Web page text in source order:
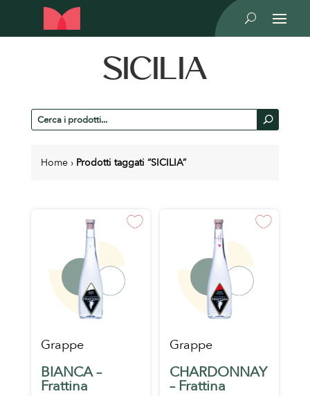
U
SICILIA
Cerca
prodotti
U
Home › Prodotti taggati “SICILIA”
Grappe
BIANCA –
Frattina
Grappe
CHARDONNAY
– Frattina